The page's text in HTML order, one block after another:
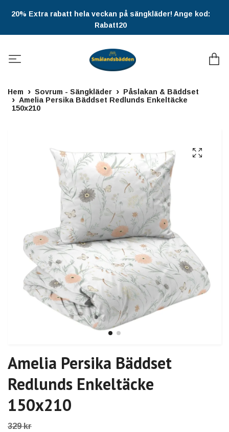
20% Extra rabatt hela veckan på sängkläder! Ange kod:
Rabatt20
Hem Sovrum - Sängkläder
Påslakan & Bäddset
Amelia Persika Bäddset Redlunds Enkeltäcke
150x210
Amelia Persika Bäddset
Redlunds Enkeltäcke
150x210
329 kr